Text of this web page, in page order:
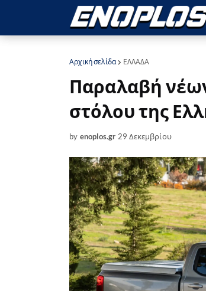
Αρχική σελίδα ΕΛΛΑΔΑ
Παραλαβή
στόλου της
by enoplos.gr 29 Δεκεμβρίου